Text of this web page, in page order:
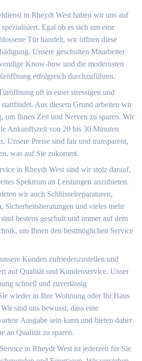
in Rheydt West haben wir uns auf
Egal ob es sich um eine
Tür handelt, wir öffnen diese
Unsere geschulten Mitarbeiter
Know-how und die modernsten
erfolgreich durchzuführen.
oft in einer stressigen und
Aus diesem Grund arbeiten wir
um Ihnen Zeit und Nerven zu sparen. Wir
Ankunftszeit von 20 bis 30 Minuten
Unsere Preise sind fair und transparent,
was auf Sie zukommt.
in Rheydt West sind wir stolz darauf,
Spektrum an Leistungen anzubieten.
wir auch Schlüsselreparaturen,
Sicherheitsberatungen und vieles mehr
bestens geschult und immer auf dem
um Ihnen den bestmöglichen Service
Kunden zufriedenzustellen und
auf Qualität und Kundenservice. Unser
schnell und zuverlässig
wieder in Ihre Wohnung oder Ihr Haus
sind uns bewusst, dass eine
Ausgabe sein kann und bieten daher
an Qualität zu sparen.
in Rheydt West ist jederzeit für Sie